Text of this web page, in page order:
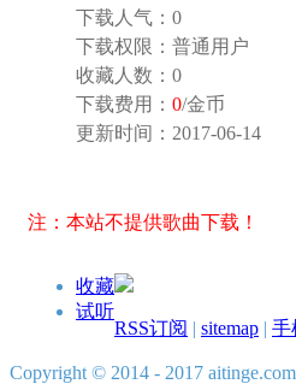
下载人气： 0
下载权限： 普通用户
收藏人数： 0
下载费用： 0/金币
更新时间： 2017-06-14
注：本站不提供歌曲下载！
收藏
试听
RSS订阅 | sitemap | 手
Copyright © 2014 - 2017